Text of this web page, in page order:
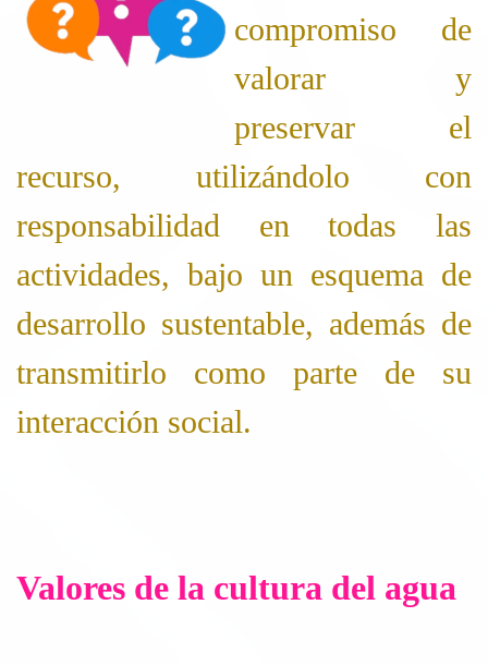
compromiso de
valorar y
preservar el
recurso, utilizándolo con
responsabilidad en todas las
actividades, bajo un esquema de
desarrollo sustentable, además de
transmitirlo como parte de su
interacción social.
Valores de la cultura del agua